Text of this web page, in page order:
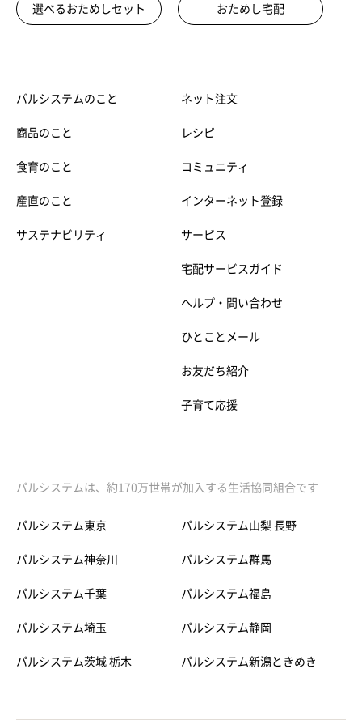
選べるおためしセット おためし宅配
パルシステムのこと
商品のこと
食育のこと
産直のこと
サステナビリティ
ネット注文
レシピ
コミュニティ
インターネット登録
サービス
宅配サービスガイド
ヘルプ・問い合わせ
ひとことメール
お友だち紹介
子育て応援
パルシステムは、約170万世帯が加入する生活協同組合です
パルシステム東京
パルシステム神奈川
パルシステム千葉
パルシステム埼玉
パルシステム茨城 栃木
パルシステム山梨 長野
パルシステム群馬
パルシステム福島
パルシステム静岡
パルシステム新潟ときめき